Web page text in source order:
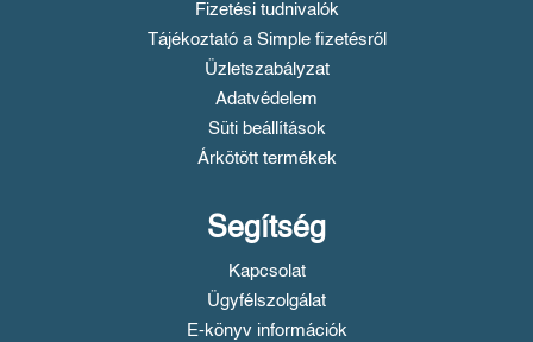
Fizetési tudnivalók
Tájékoztató a Simple fizetésről
Üzletszabályzat
Adatvédelem
Süti beállítások
Árkötött termékek
Segítség
Kapcsolat
Ügyfélszolgálat
E-könyv információk